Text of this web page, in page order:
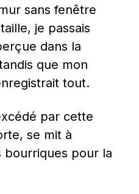
sans fenêtre
je passais
dans la
que mon
tout.
par cette
se mit à
bourriques pour la